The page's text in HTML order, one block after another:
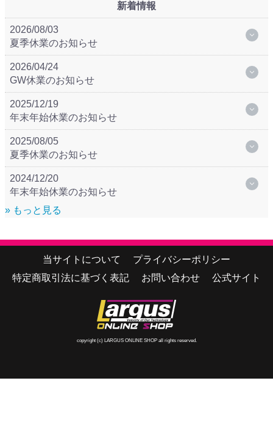
新着情報
2026/08/03
夏季休業のお知らせ
2026/04/24
GW休業のお知らせ
2025/12/19
年末年始休業のお知らせ
2025/08/05
夏季休業のお知らせ
2024/12/20
年末年始休業のお知らせ
» もっと見る
当サイトについて
プライバシーポリシー
特定商取引法に基づく表記
お問い合わせ 公式サイト
copyright (c) LARGUS ONLINE SHOP all rights reserved.